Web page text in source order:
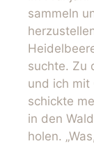
sammeln
suchte. Zu
und ich mit
schickte
in den
holen.